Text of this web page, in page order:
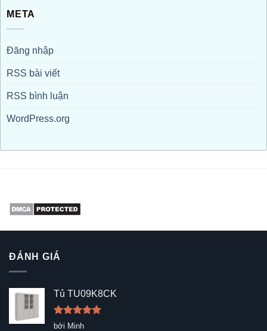
META
Đăng nhập
RSS bài viết
RSS bình luận
WordPress.org
ĐÁNH GIÁ
Tủ TU09K8CK
Được xếp
bởi Minh